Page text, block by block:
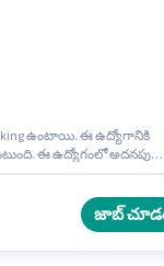
ఉంటాయి. ఈ ఉద్యోగానికి
ఈ ఉద్యోగంలో అదనపు
జాబ్